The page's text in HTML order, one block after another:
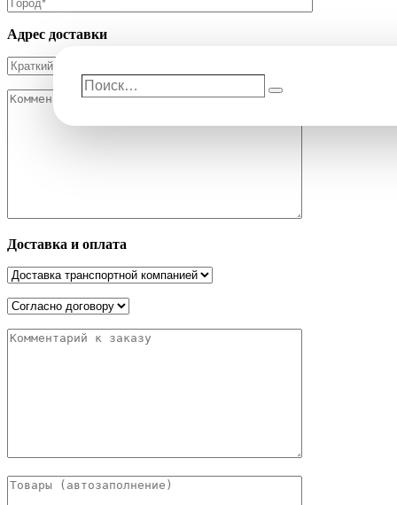
Адрес доставки
Доставка и оплата
Поиск…
Поиск